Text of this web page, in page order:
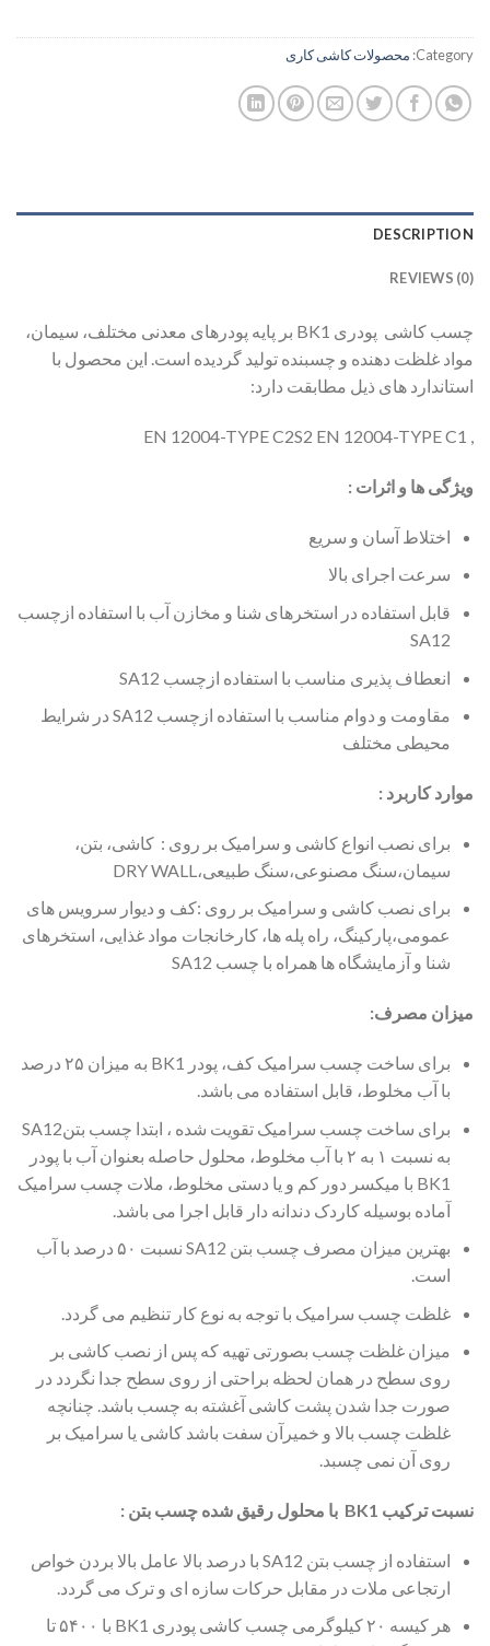
Category: محصولات کاشی کاری
DESCRIPTION
REVIEWS (0)
چسب کاشی پودری BK1 بر پایه پودرهای معدنی مختلف، سیمان،
مواد غلظت دهنده و چسبنده تولید گردیده است. این محصول با
استاندارد های ذیل مطابقت دارد:
, EN 12004-TYPE C2S2 EN 12004-TYPE C1
ویژگی ها و اثرات :
اختلاط آسان و سریع
سرعت اجرای بالا
قابل استفاده در استخرهای شنا و مخازن آب با استفاده ازچسب
SA12
انعطاف پذیری مناسب با استفاده ازچسب SA12
مقاومت و دوام مناسب با استفاده ازچسب SA12 در شرایط
محیطی مختلف
موارد کاربرد :
برای نصب انواع کاشی و سرامیک بر روی : کاشی، بتن،
سیمان،سنگ مصنوعی،سنگ طبیعی،DRY WALL
برای نصب کاشی و سرامیک بر روی :کف و دیوار سرویس های
عمومی،پارکینگ، راه پله ها، کارخانجات مواد غذایی، استخرهای
شنا و آزمایشگاه ها همراه با چسب SA12
میزان مصرف:
برای ساخت چسب سرامیک کف، پودر BK1 به میزان ۲۵ درصد
با آب مخلوط، قابل استفاده می باشد.
برای ساخت چسب سرامیک تقویت شده ، ابتدا چسب بتنSA12
به نسبت ۱ به ۲ با آب مخلوط، محلول حاصله بعنوان آب با پودر
BK1 با میکسر دور کم و یا دستی مخلوط، ملات چسب سرامیک
آماده بوسیله کاردک دندانه دار قابل اجرا می باشد.
بهترین میزان مصرف چسب بتن SA12 نسبت ۵۰ درصد با آب
است.
غلظت چسب سرامیک با توجه به نوع کار تنظیم می گردد.
میزان غلظت چسب بصورتی تهیه که پس از نصب کاشی بر
روی سطح در همان لحظه براحتی از روی سطح جدا نگردد در
صورت جدا شدن پشت کاشی آغشته به چسب باشد. چنانچه
غلظت چسب بالا و خمیرآن سفت باشد کاشی یا سرامیک بر
روی آن نمی چسبد.
نسبت ترکیب BK1 با محلول رقیق شده چسب بتن :
استفاده از چسب بتن SA12 با درصد بالا عامل بالا بردن خواص
ارتجاعی ملات در مقابل حرکات سازه ای و ترک می گردد.
هر کیسه ۲۰ کیلوگرمی چسب کاشی پودری BK1 با ۵۴۰۰ تا